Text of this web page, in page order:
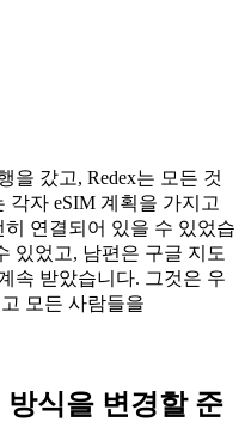
을 갔고, Redex는 모든 것
각자 eSIM 계획을 가지고
연결되어 있을 수 있었습
있었고, 남편은 구글 지도
속 받았습니다. 그것은 우
모든 사람들을
식을 변경할 준